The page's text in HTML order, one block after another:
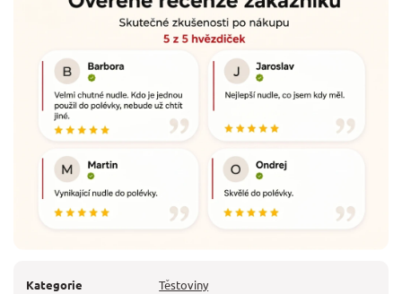
Kategorie
Těstoviny